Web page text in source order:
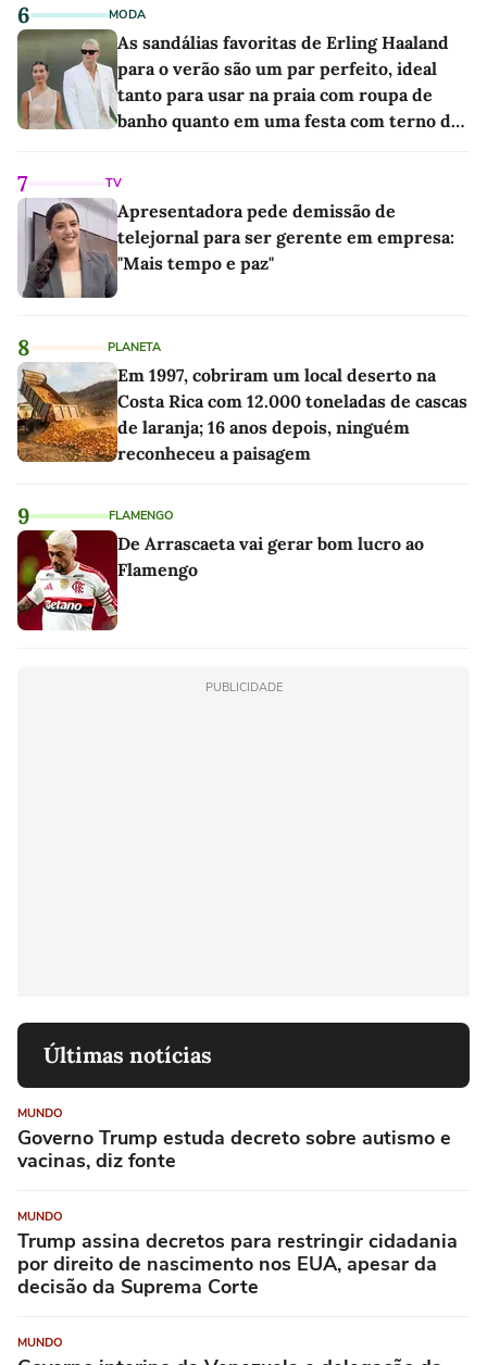
6 MODA
As sandálias favoritas de Erling Haaland
para o verão são um par perfeito, ideal
tanto para usar na praia com roupa de
banho quanto em uma festa com terno de
7 TV
Apresentadora pede demissão de
telejornal para ser gerente em empresa:
"Mais tempo e paz"
8 PLANETA
Em 1997, cobriram um local deserto na
Costa Rica com 12.000 toneladas de cascas
de laranja; 16 anos depois, ninguém
reconheceu a paisagem
9 FLAMENGO
De Arrascaeta vai gerar bom lucro ao
Flamengo
PUBLICIDADE
Últimas notícias
MUNDO
Governo Trump estuda decreto sobre autismo e
vacinas, diz fonte
MUNDO
Trump assina decretos para restringir cidadania
por direito de nascimento nos EUA, apesar da
decisão da Suprema Corte
MUNDO